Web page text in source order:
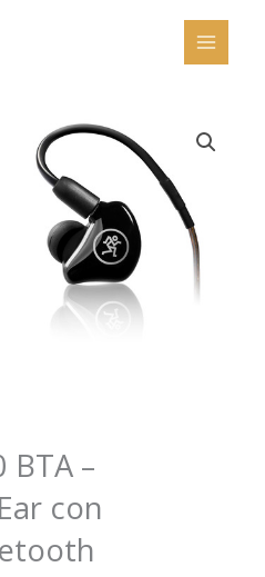
BTA –
con